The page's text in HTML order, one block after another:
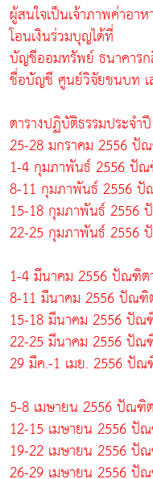
ผู้สนใจเป็นเจ้าภาพค่าอา
โอนเงินร่วมบุญได้ที่
บัญชีออมทรัพย์ ธนาคาร
ชื่อบัญชี ศูนย์วิจัยชนบท
ตารางปฏิบัติธรรมประจำ
25-28 มกราคม 2556 ปั
1-4 กุมภาพันธ์ 2556 ปัณ
8-11 กุมภาพันธ์ 2556 ปั
15-18 กุมภาพันธ์ 2556
22-25 กุมภาพันธ์ 2556
1-4 มีนาคม 2556 ปัณฑิต
8-11 มีนาคม 2556 ปัณฑิ
15-18 มีนาคม 2556 ปัณ
22-25 มีนาคม 2556 ปัณ
29 มีค.-1 เมย. 2556 ปัณ
5-8 เมษายน 2556 ปัณฑิ
12-15 เมษายน 2556 ปั
19-22 เมษายน 2556 ปั
26-29 เมษายน 2556 ปั